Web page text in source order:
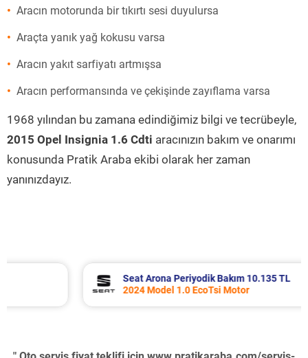
Aracın motorunda bir tıkırtı sesi duyulursa
Araçta yanık yağ kokusu varsa
Aracın yakıt sarfiyatı artmışsa
Aracın performansında ve çekişinde zayıflama varsa
1968 yılından bu zamana edindiğimiz bilgi ve tecrübeyle,
2015 Opel Insignia 1.6 Cdti aracınızın bakım ve onarımı
konusunda Pratik Araba ekibi olarak her zaman
yanınızdayız.
Seat Arona Periyodik Bakım 10.135 TL
2024 Model 1.0 EcoTsi Motor